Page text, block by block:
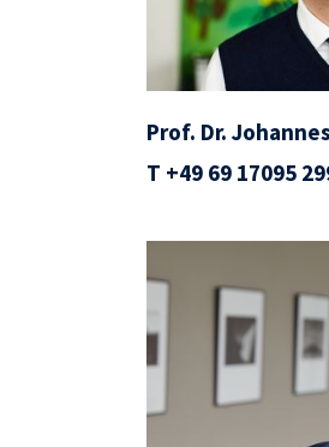
Prof. Dr.
T +49 69 17095